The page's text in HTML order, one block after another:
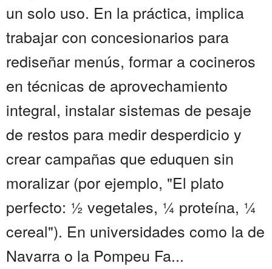
un solo uso. En la práctica, implica
trabajar con concesionarios para
rediseñar menús, formar a cocineros
en técnicas de aprovechamiento
integral, instalar sistemas de pesaje
de restos para medir desperdicio y
crear campañas que eduquen sin
moralizar (por ejemplo, "El plato
perfecto: ½ vegetales, ¼ proteína, ¼
cereal"). En universidades como la de
Navarra o la Pompeu Fa...